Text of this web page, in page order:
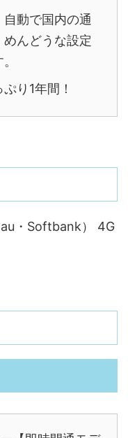
動で国内の通
んどうな設定
り1年間！
・Softbank） 4G